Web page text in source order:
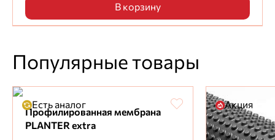
В корзину
Популярные товары
Есть аналог
Профилированная мембрана
PLANTER extra
Акция